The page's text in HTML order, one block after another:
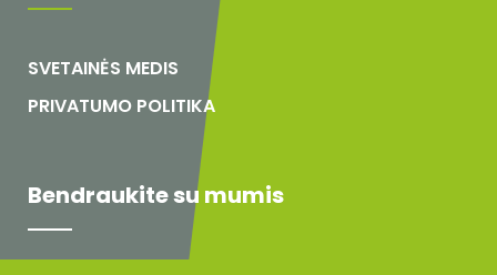
SVETAINĖS MEDIS
PRIVATUMO POLITIKA
Bendraukite su mumis